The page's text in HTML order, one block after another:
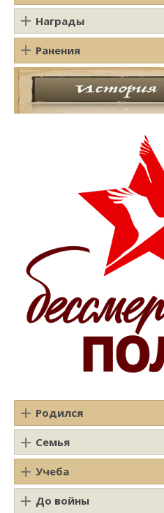
Награды
Ранения
Родился
Семья
Учеба
До войны